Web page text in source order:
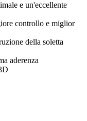
e un'eccellente
controllo e miglior
della soletta
aderenza